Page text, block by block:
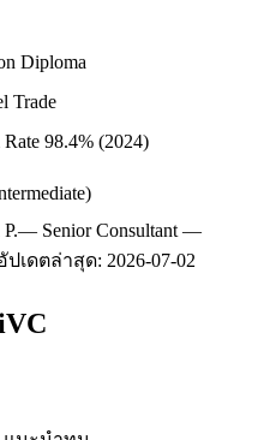
Diploma
Trade
98.4% (2024)
— Senior Consultant —
ปเดตล่าสุด: 2026-07-02